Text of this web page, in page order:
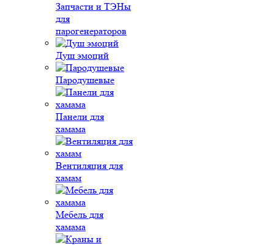
Запчасти и ТЭНы
для
парогенераторов
Душ эмоций
Пародушевые
Панели для
хамама
Вентиляция для
хамам
Мебель для
хамама